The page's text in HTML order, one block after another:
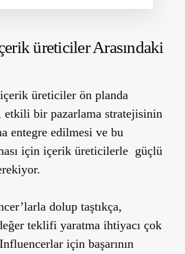
üreticiler Arasındaki
üreticiler ön planda
etkili bir pazarlama stratejisinin
entegre edilmesi ve bu
için içerik üreticilerle güçlü
dolup taştıkça,
teklifi yaratma ihtiyacı çok
için başarının